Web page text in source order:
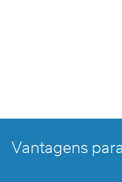
Vantagens